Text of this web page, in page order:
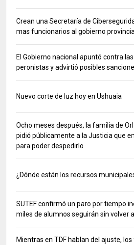
Crean una Secretaría de
mas funcionarios al gobierno provincial
El Gobierno nacional apuntó contra
peronistas y advirtió posibles
Nuevo corte de luz hoy en Ushuaia
Ocho meses después, la familia de
pidió públicamente a la Justicia que
para poder despedirlo
¿Dónde están los recursos
SUTEF confirmó un paro por tiempo
miles de alumnos seguirán sin volver
Mientras en TDF hablan del ajuste,